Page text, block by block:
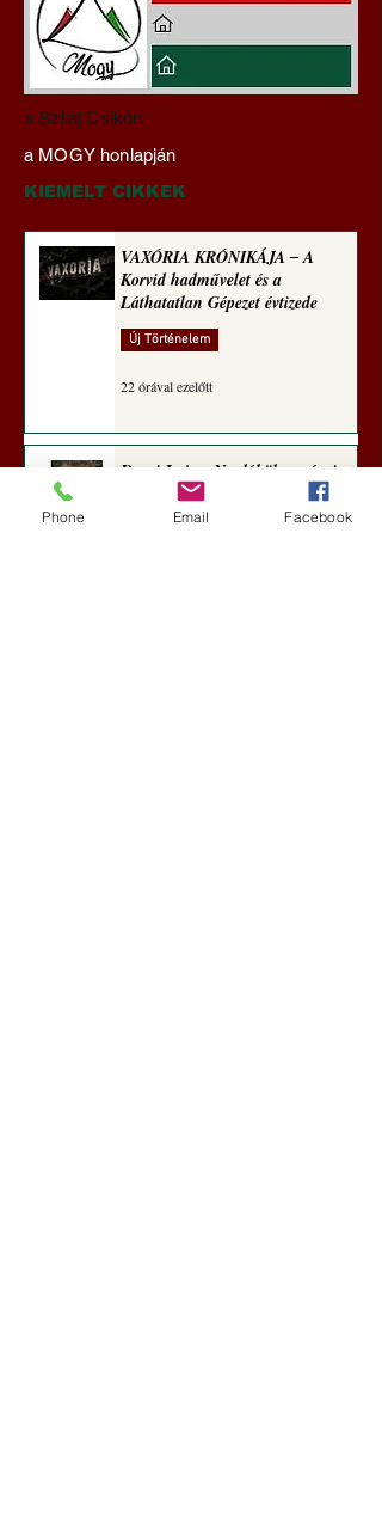
Darai Lajos:
Naplóbölcsességeim
(2021)
a Szilaj Csikón
a MOGY honlapján
KIEMELT CIKKEK
VAXÓRIA KRÓNIKÁJA ‒ A
Korvid hadművelet és a
Láthatatlan Gépezet évtizede
Új Történelem
22 órával ezelőtt
Darai Lajos: Naplóbölcsességeim
Phone Email Facebook